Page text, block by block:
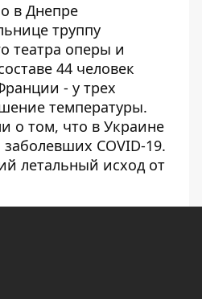
в Днепре
труппу
театра оперы и
44 человек
- у трех
температуры.
о том, что в Украине
заболевших COVID-19.
летальный исход от